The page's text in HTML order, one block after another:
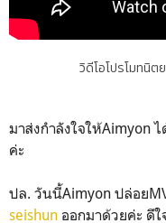
วิดีโอโปรโมทนิต
มาส่งกำลังใจให้Aimyon
ค่ะ
ปล. วันนี้Aimyon ปล่อย
seishun ออกมาด้วยค่ะ ดีใ